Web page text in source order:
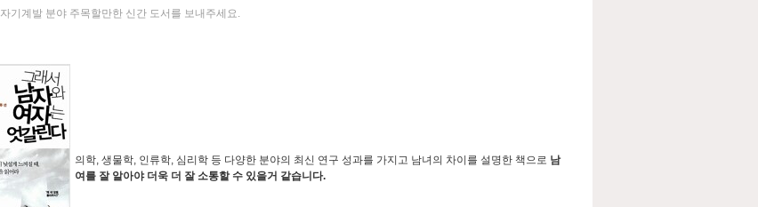
자기계발 분야 주목할만한 신간 도서를 보내주세요.
의학, 생물학, 인류학, 심리학 등 다양한 분야의 최신 연구 성과를 가지고 남녀의 차이를 설명한 책으로 남
여를 잘 알아야 더욱 더 잘 소통할 수 있을거 같습니다.